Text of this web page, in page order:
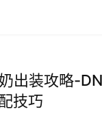
出装攻略-
技巧